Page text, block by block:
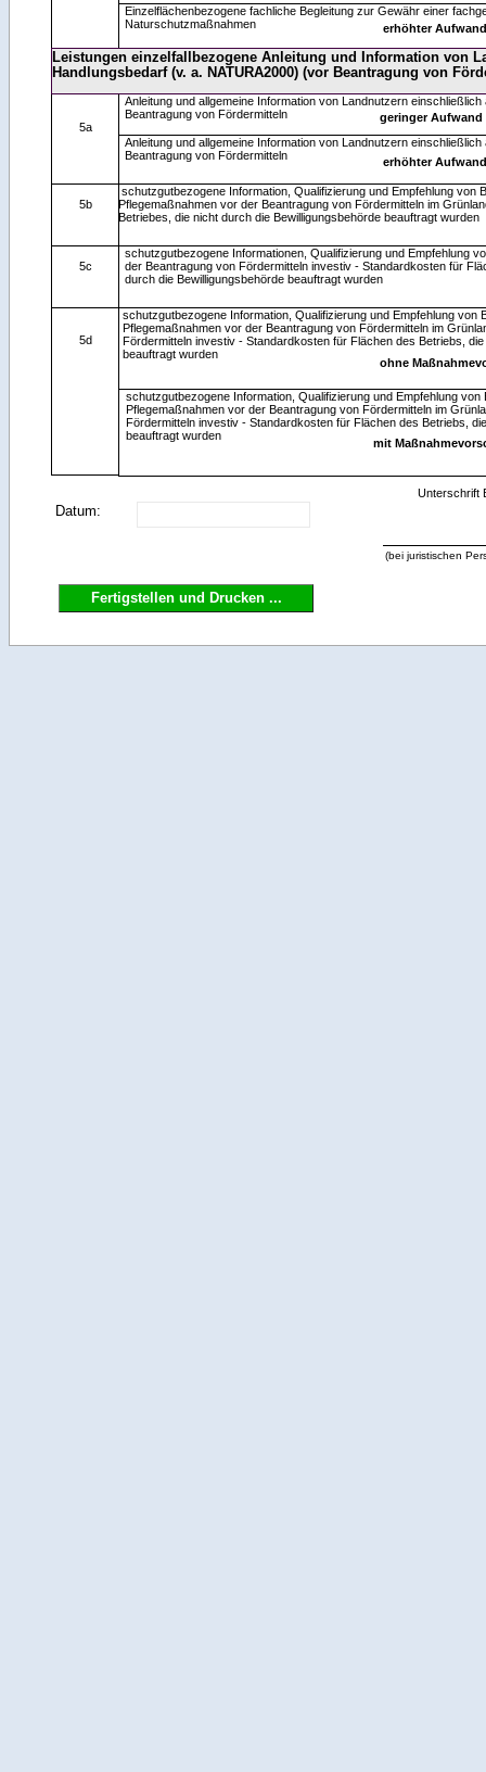
Datum:
Unterschrift
(bei juristischen
Einzelflächenbezogene fachliche Begleitung zur Gewähr einer
Naturschutzmaßnahmen
erhöhter Aufwand
Anleitung und allgemeine Information von Landnutzern
Beantragung von Fördermitteln
5a
geringer Aufwand
erhöhter Aufwand
schutzgutbezogene Information, Qualifizierung und Empfehlung von
Pflegemaßnahmen vor der Beantragung von Fördermitteln im
Betriebes, die nicht durch die Bewilligungsbehörde beauftragt wurden
5b
schutzgutbezogene Informationen, Qualifizierung und Empfehlung
der Beantragung von Fördermitteln investiv - Standardkosten für
durch die Bewilligungsbehörde beauftragt wurden
5c
schutzgutbezogene Information, Qualifizierung und Empfehlung von
Pflegemaßnahmen vor der Beantragung von Fördermitteln im
Fördermitteln investiv - Standardkosten für Flächen des Betriebs,
beauftragt wurden
5d
ohne
schutzgutbezogene Information, Qualifizierung und Empfehlung
Pflegemaßnahmen vor der Beantragung von Fördermitteln im
Fördermitteln investiv - Standardkosten für Flächen des Betriebs,
beauftragt wurden
mit
Anleitung und allgemeine Information von Landnutzern
Beantragung von Fördermitteln
Leistungen einzelfallbezogene Anleitung und Information von
Handlungsbedarf (v. a. NATURA2000) (vor Beantragung von
Fertigstellen und Drucken ...